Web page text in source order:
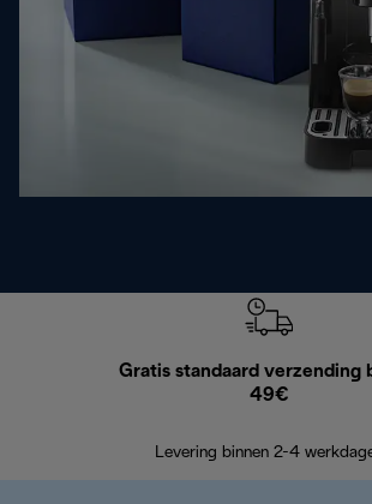
Gratis standaard verzending
49€
Levering binnen 2-4